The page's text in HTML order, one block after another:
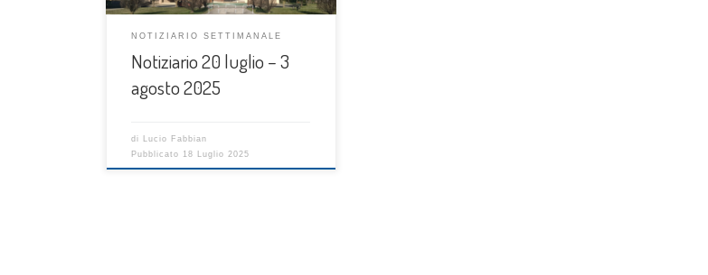
NOTIZIARIO SETTIMANALE
Notiziario 20 luglio – 3
agosto 2025
di Lucio Fabbian
Pubblicato 18 Luglio 2025